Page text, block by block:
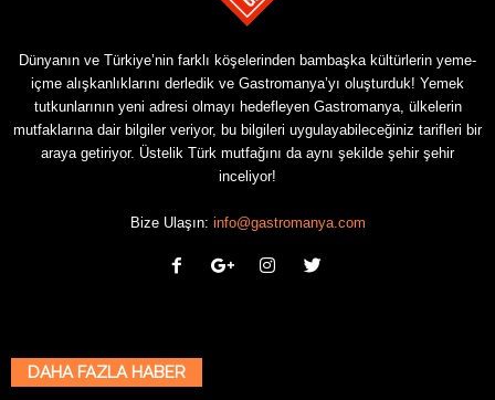
Dünyanın ve Türkiye’nin farklı köşelerinden bambaşka kültürlerin yeme-
içme alışkanlıklarını derledik ve Gastromanya’yı oluşturduk! Yemek
tutkunlarının yeni adresi olmayı hedefleyen Gastromanya, ülkelerin
mutfaklarına dair bilgiler veriyor, bu bilgileri uygulayabileceğiniz tarifleri bir
araya getiriyor. Üstelik Türk mutfağını da aynı şekilde şehir şehir
inceliyor!
Bize Ulaşın: info@gastromanya.com
DAHA FAZLA HABER